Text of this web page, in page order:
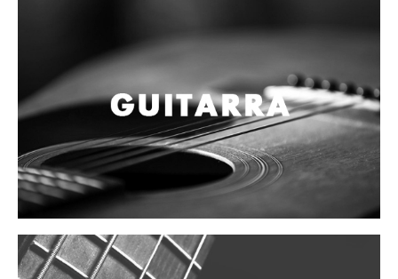
Accesorios
Marcha
Redoblantes
Tambores
Multi-tenores
Bombos
Platillos